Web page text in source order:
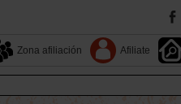
Zona afiliación Afiliate